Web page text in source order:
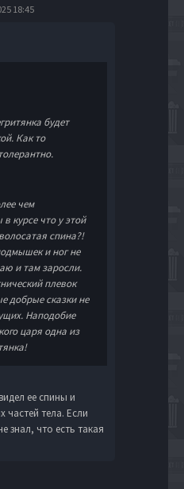
18:45
будет
Как то
чем
курсе что у этой
спина?!
и ног не
и там заросли.
плевок
добрые сказки не
Наподобие
царя одна из
ее спины и
частей тела. Если
знал, что есть такая